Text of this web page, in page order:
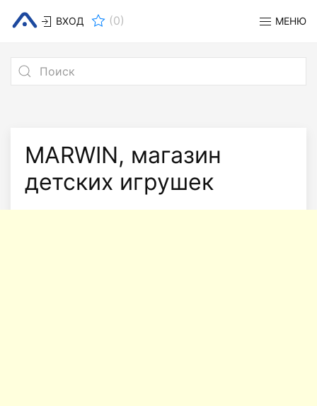
ВХОД (0) МЕНЮ
MARWIN, магазин
детских игрушек